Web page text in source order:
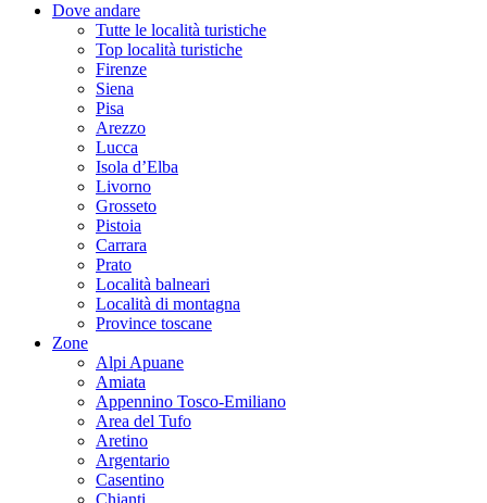
Dove andare
Tutte le località turistiche
Top località turistiche
Firenze
Siena
Pisa
Arezzo
Lucca
Isola d’Elba
Livorno
Grosseto
Pistoia
Carrara
Prato
Località balneari
Località di montagna
Province toscane
Zone
Alpi Apuane
Amiata
Appennino Tosco-Emiliano
Area del Tufo
Aretino
Argentario
Casentino